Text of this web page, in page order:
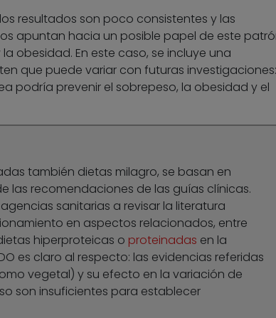
resultados son poco consistentes y las
apuntan hacia un posible papel de este
obesidad. En este caso, se incluye una
que puede variar con futuras investigaciones:
podría prevenir el sobrepeso, la obesidad y el
también dietas milagro, se basan en
las recomendaciones de las guías clínicas.
sanitarias a revisar la literatura
en aspectos relacionados, entre
hiperproteicas o proteinadas en la
es claro al respecto: las evidencias referidas
vegetal) y su efecto en la variación de
son insuficientes para establecer